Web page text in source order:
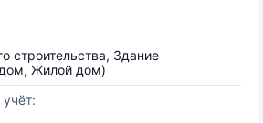
строительства, Здание
Жилой дом)